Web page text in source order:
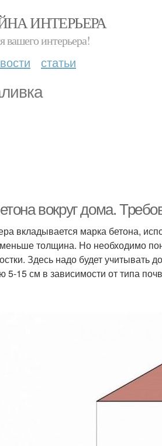
ИНТЕРЬЕРА
вашего интерьера!
статьи
вокруг дома.
вкладывается марка бетона,
толщина. Но необходимо
Здесь надо будет учитывать
15 см в зависимости от типа